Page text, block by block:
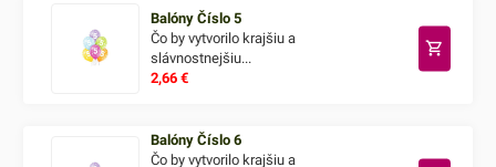
Balóny Číslo 5
Čo by vytvorilo krajšiu a
slávnostnejšiu...
2,66€
Balóny Číslo 6
Čo by vytvorilo krajšiu a